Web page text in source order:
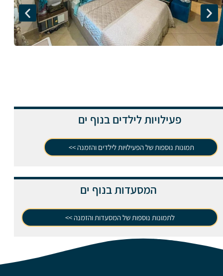
פעילויות לילדים בנוף ים
תמונות נוספות של הפעילויות לילדים והזמנה >>
המסעדות בנוף ים
לתמונות נוספות של המסעדות והזמנה >>